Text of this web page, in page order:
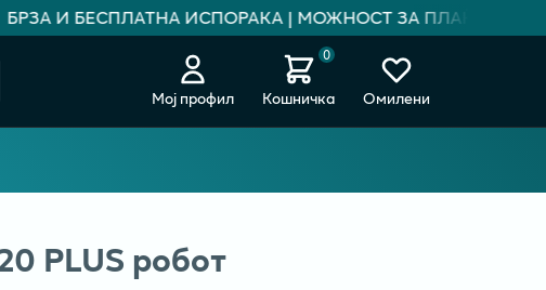
БРЗА И БЕСПЛАТНА ИСПОРАКА | МОЖНОСТ ЗА ПЛАЌАЊЕ НА
Мој профил
0
Кошничка Омилени
PLUS робот